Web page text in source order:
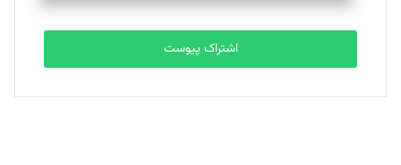
تحریریه
بابک نقاش
تحریریه
اشتراک پیوست